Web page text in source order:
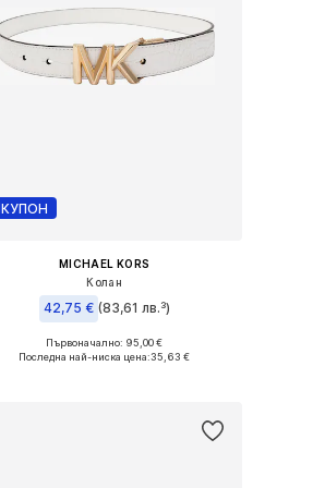
КУПОН
MICHAEL KORS
Колан
42,75 € (83,61 лв.³)
Налични размери: 75, 85, 95, 105
Първоначално: 95,00 €
Последна най-ниска цена:35,63 €